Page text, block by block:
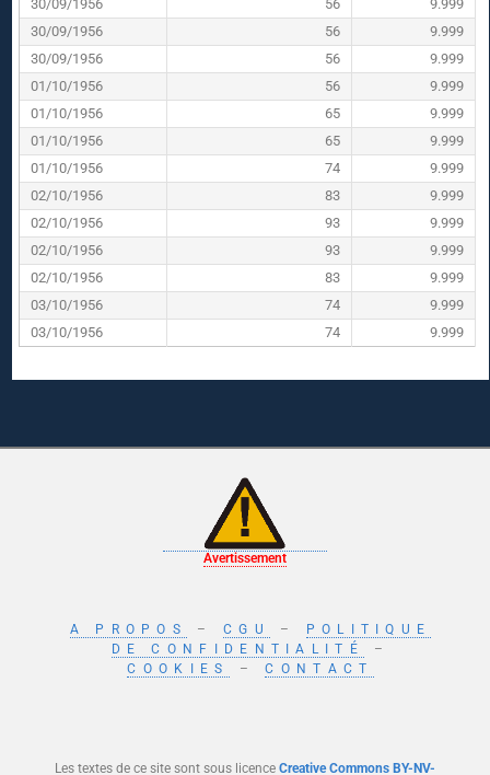
30/09/1956
56
9.999
30/09/1956
56
9.999
30/09/1956
56
9.999
01/10/1956
56
9.999
01/10/1956
65
9.999
01/10/1956
65
9.999
01/10/1956
74
9.999
02/10/1956
83
9.999
02/10/1956
93
9.999
02/10/1956
93
9.999
02/10/1956
83
9.999
03/10/1956
74
9.999
03/10/1956
74 9.999
Avertissement
A PROPOS – CGU –
POLITIQUE
DE CONFIDENTIALITÉ
–
COOKIES
–CONTACT
Les textes de ce site sont sous licence Creative Commons BY-NV-